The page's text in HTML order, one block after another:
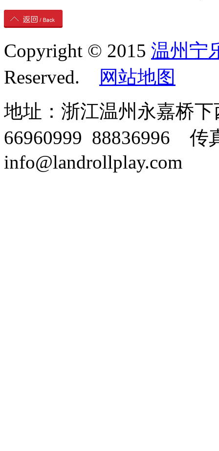
Copyright © 2015 温州宁
Reserved.
网站地图
地址：浙江温州永嘉桥
66960999 88836996 传
info@landrollplay.com